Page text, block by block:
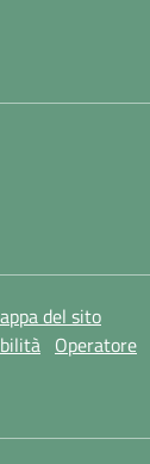
del sito
Operatore